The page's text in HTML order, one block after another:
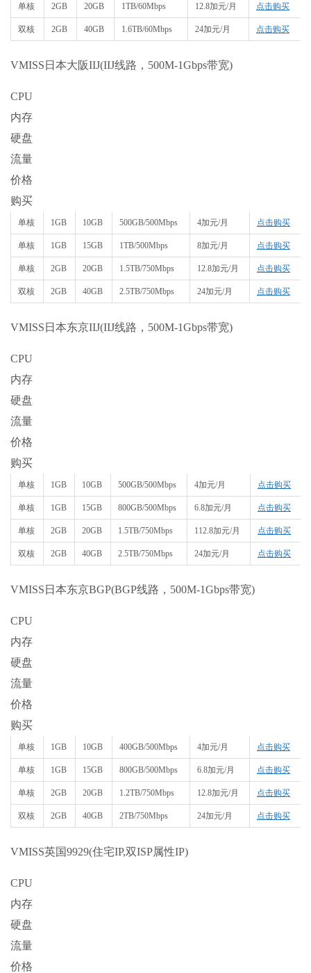
单核 2GB 20GB 1TB/60Mbps 12.8加元/月 点击购买
双核 2GB 40GB 1.6TB/60Mbps 24加元/月 点击购买
VMISS日本大阪IIJ(IIJ线路，500M-1Gbps带宽)
CPU
内存
硬盘
流量
价格
购买
单核 1GB 10GB 500GB/500Mbps 4加元/月 点击购买
单核 1GB 15GB 1TB/500Mbps 8加元/月 点击购买
单核 2GB 20GB 1.5TB/750Mbps 12.8加元/月 点击购买
双核 2GB 40GB 2.5TB/750Mbps 24加元/月 点击购买
VMISS日本东京IIJ(IIJ线路，500M-1Gbps带宽)
CPU
内存
硬盘
流量
价格
购买
单核 1GB 10GB 500GB/500Mbps 4加元/月 点击购买
单核 1GB 15GB 800GB/500Mbps 6.8加元/月 点击购买
单核 2GB 20GB 1.5TB/750Mbps 112.8加元/月 点击购买
双核 2GB 40GB 2.5TB/750Mbps 24加元/月 点击购买
VMISS日本东京BGP(BGP线路，500M-1Gbps带宽)
CPU
内存
硬盘
流量
价格
购买
单核 1GB 10GB 400GB/500Mbps 4加元/月 点击购买
单核 1GB 15GB 800GB/500Mbps 6.8加元/月 点击购买
单核 2GB 20GB 1.2TB/750Mbps 12.8加元/月 点击购买
双核 2GB 40GB 2TB/750Mbps 24加元/月 点击购买
VMISS英国9929(住宅IP,双ISP属性IP)
CPU
内存
硬盘
流量
价格